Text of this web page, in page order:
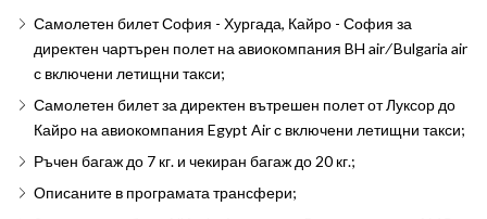
Самолетен билет София - Хургада, Кайро - София за
директен чартърен полет на авиокомпания BH air ∕ Bulgaria air
с включени летищни такси;
Самолетен билет за директен вътрешен полет от Луксор до
Кайро на авиокомпания Egypt Air с включени летищни такси;
Ръчен багаж до 7 кг. и чекиран багаж до 20 кг.;
Описаните в програмата трансфери;